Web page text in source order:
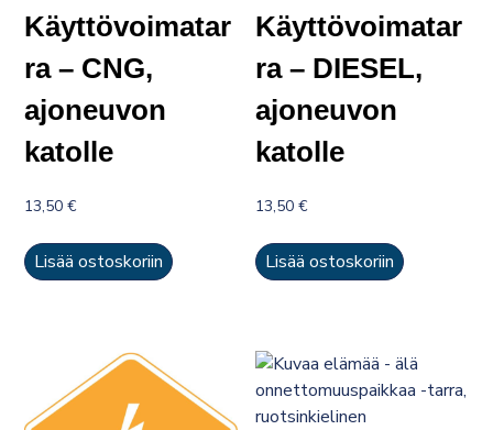
Käyttövoimatar
ra – CNG,
ajoneuvon
katolle
13,50€
Lisää ostoskoriin
Käyttövoimatar
ra – DIESEL,
ajoneuvon
katolle
13,50€
Lisää ostoskoriin